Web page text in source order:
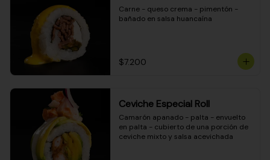
Carne - queso crema - pimentón -
bañado en salsa huancaína
$7.200
Ceviche Especial Roll
Camarón apanado - palta - envuelto
en palta - cubierto de una porción de
ceviche mixto y salsa acevichada